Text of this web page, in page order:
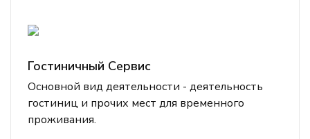
Гостиничный Сервис
Основной вид деятельности - деятельность
гостиниц и прочих мест для временного
проживания.